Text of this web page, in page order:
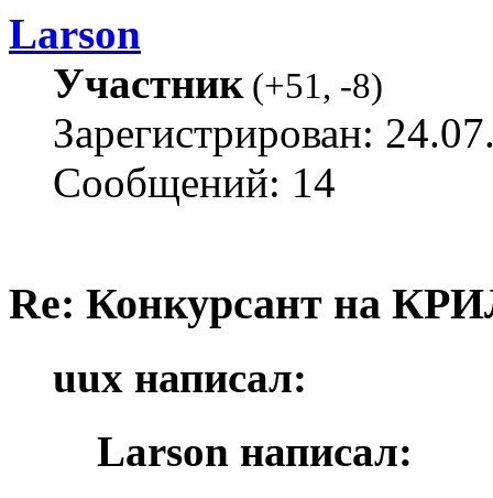
Larson
Участник(+51, -8)
Зарегистрирован:
Сообщений: 14
Re: Конкурсант на
uux написал:
Larson написал: